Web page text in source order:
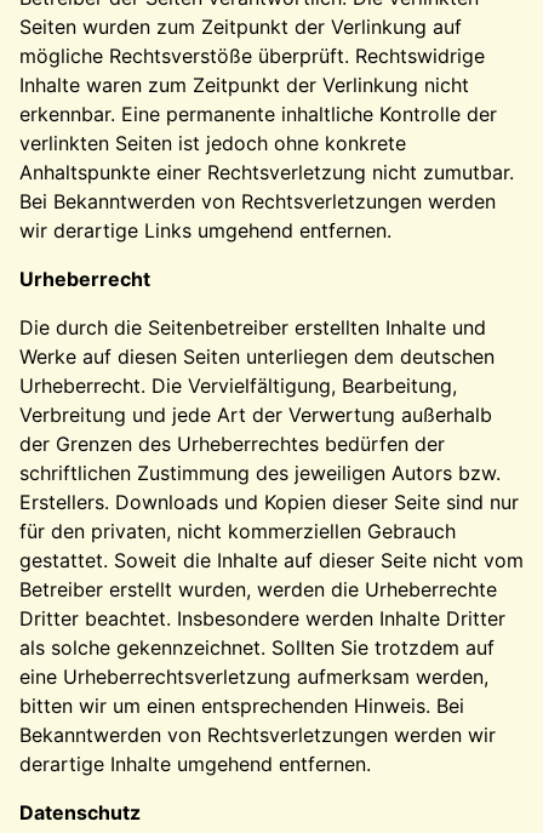
Seiten wurden zum Zeitpunkt der Verlinkung auf
mögliche Rechtsverstöße überprüft. Rechtswidrige
Inhalte waren zum Zeitpunkt der Verlinkung nicht
erkennbar. Eine permanente inhaltliche Kontrolle der
verlinkten Seiten ist jedoch ohne konkrete
Anhaltspunkte einer Rechtsverletzung nicht zumutbar.
Bei Bekanntwerden von Rechtsverletzungen werden
wir derartige Links umgehend entfernen.
Urheberrecht
Die durch die Seitenbetreiber erstellten Inhalte und
Werke auf diesen Seiten unterliegen dem deutschen
Urheberrecht. Die Vervielfältigung, Bearbeitung,
Verbreitung und jede Art der Verwertung außerhalb
der Grenzen des Urheberrechtes bedürfen der
schriftlichen Zustimmung des jeweiligen Autors bzw.
Erstellers. Downloads und Kopien dieser Seite sind nur
für den privaten, nicht kommerziellen Gebrauch
gestattet. Soweit die Inhalte auf dieser Seite nicht vom
Betreiber erstellt wurden, werden die Urheberrechte
Dritter beachtet. Insbesondere werden Inhalte Dritter
als solche gekennzeichnet. Sollten Sie trotzdem auf
eine Urheberrechtsverletzung aufmerksam werden,
bitten wir um einen entsprechenden Hinweis. Bei
Bekanntwerden von Rechtsverletzungen werden wir
derartige Inhalte umgehend entfernen.
Datenschutz